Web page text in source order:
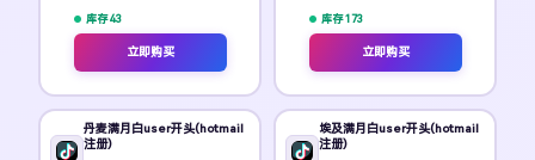
库存 43
立即购买
库存 173
立即购买
丹麦满月白user开头(hotmail
注册)
埃及满月白user开头(hotmail
注册)